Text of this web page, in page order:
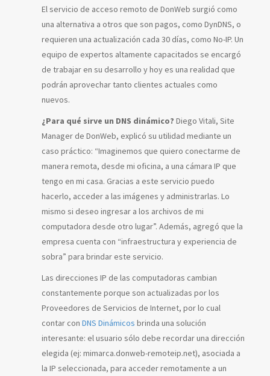
El servicio de acceso remoto de DonWeb surgió como
una alternativa a otros que son pagos, como DynDNS, o
requieren una actualización cada 30 días, como No-IP. Un
equipo de expertos altamente capacitados se encargó
de trabajar en su desarrollo y hoy es una realidad que
podrán aprovechar tanto clientes actuales como
nuevos.
¿Para qué sirve un DNS dinámico? Diego Vitali, Site
Manager de DonWeb, explicó su utilidad mediante un
caso práctico: “Imaginemos que quiero conectarme de
manera remota, desde mi oficina, a una cámara IP que
tengo en mi casa. Gracias a este servicio puedo
hacerlo, acceder a las imágenes y administrarlas. Lo
mismo si deseo ingresar a los archivos de mi
computadora desde otro lugar”. Además, agregó que la
empresa cuenta con “infraestructura y experiencia de
sobra” para brindar este servicio.
Las direcciones IP de las computadoras cambian
constantemente porque son actualizadas por los
Proveedores de Servicios de Internet, por lo cual
contar con DNS Dinámicos brinda una solución
interesante: el usuario sólo debe recordar una dirección
elegida (ej: mimarca.donweb-remoteip.net), asociada a
la IP seleccionada, para acceder remotamente a un